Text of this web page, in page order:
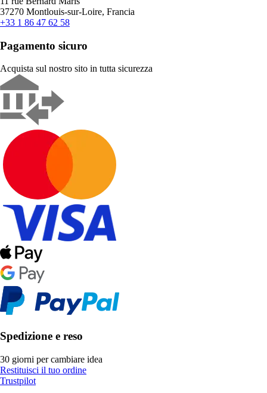
37270 Montlouis-sur-Loire, Francia
+33 1 86 47 62 58
Pagamento sicuro
Acquista sul nostro sito in tutta sicurezza
Spedizione e reso
30 giorni per cambiare idea
Restituisci il tuo ordine
Trustpilot